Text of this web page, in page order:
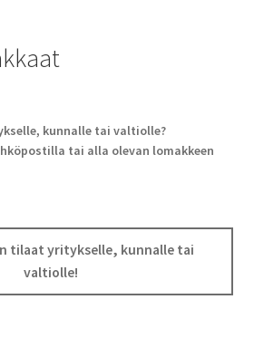
kunnalle tai valtiolle?
tai alla olevan lomakkeen
tilaat yritykselle, kunnalle tai
valtiolle!